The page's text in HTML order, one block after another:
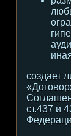
создает
ст.437 и